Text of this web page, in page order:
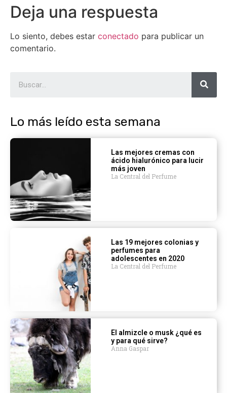
Deja una respuesta
Lo siento, debes estar conectado para publicar un
comentario.
Lo más leído esta semana
Las mejores cremas con
ácido hialurónico para lucir
más joven
La Central del Perfume
Las 19 mejores colonias y
perfumes para
adolescentes en 2020
La Central del Perfume
El almizcle o musk ¿qué es
y para qué sirve?
Anna Gaspar